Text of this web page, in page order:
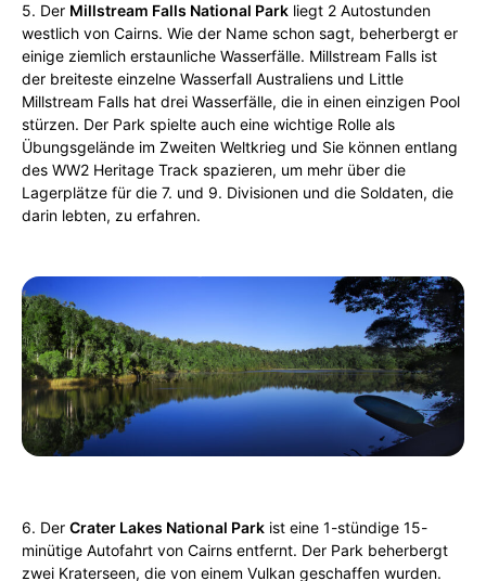
5. Der Millstream Falls National Park liegt 2 Autostunden
westlich von Cairns. Wie der Name schon sagt, beherbergt er
einige ziemlich erstaunliche Wasserfälle. Millstream Falls ist
der breiteste einzelne Wasserfall Australiens und Little
Millstream Falls hat drei Wasserfälle, die in einen einzigen Pool
stürzen. Der Park spielte auch eine wichtige Rolle als
Übungsgelände im Zweiten Weltkrieg und Sie können entlang
des WW2 Heritage Track spazieren, um mehr über die
Lagerplätze für die 7. und 9. Divisionen und die Soldaten, die
darin lebten, zu erfahren.
6. Der Crater Lakes National Park ist eine 1-stündige 15-
minütige Autofahrt von Cairns entfernt. Der Park beherbergt
zwei Kraterseen, die von einem Vulkan geschaffen wurden.